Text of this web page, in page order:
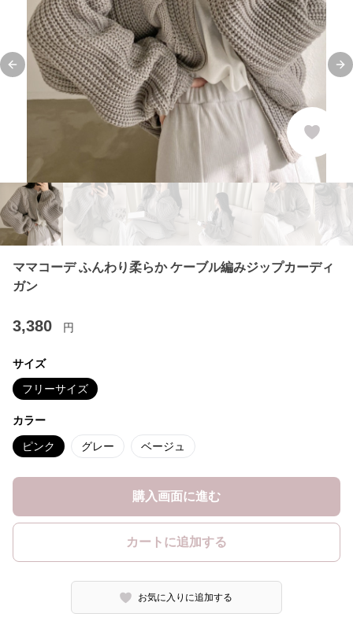
Previous slide
ママコーデ ふんわり柔らか ケーブル編みジップカーディ
ガン
3,380 円
サイズ
フリーサイズ
カラー
ピンク グレー ベージュ
購入画面に進む
カートに追加する
お気に入りに追加する